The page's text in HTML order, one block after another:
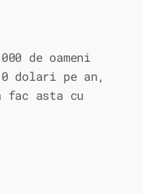
de oameni
dolari pe an,
fac asta cu